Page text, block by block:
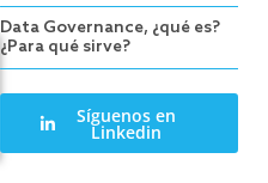
Data Governance, ¿qué es?
¿Para qué sirve?
Síguenos en
Linkedin